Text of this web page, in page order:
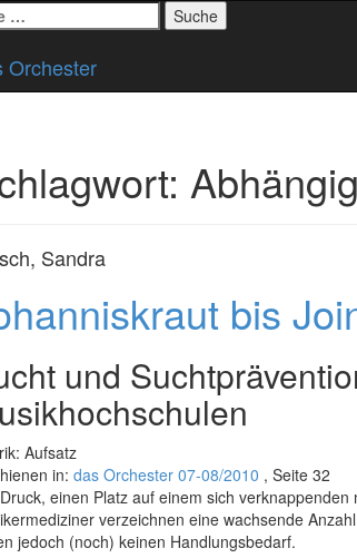
springen
Sandra
bis
und
Aufsatz
in: das Orchester 07-08/2010 , Seite 32
einen Platz auf einem sich
verzeichnen eine wachsende
jedoch (noch) keinen Handlungsbedarf.